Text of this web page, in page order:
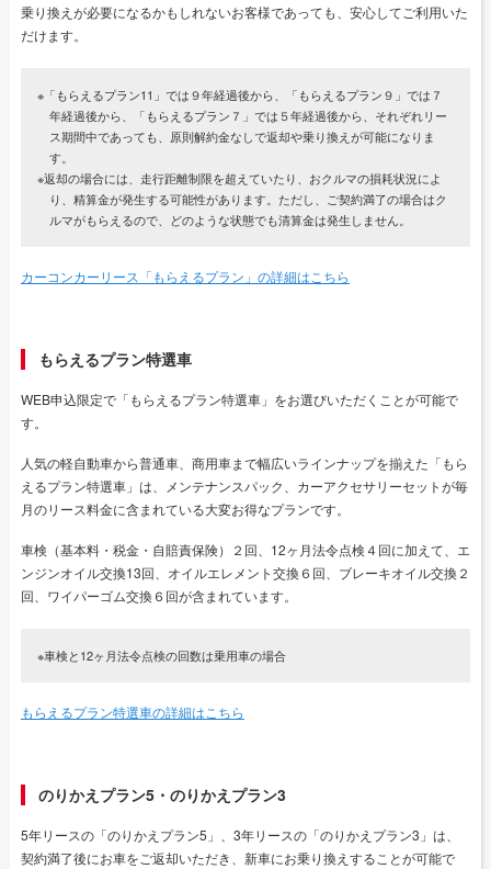
乗り換えが必要になるかもしれないお客様であっても、安心してご利用いた
だけます。
※「もらえるプラン11」では９年経過後から、「もらえるプラン９」では７
年経過後から、「もらえるプラン７」では５年経過後から、それぞれリー
ス期間中であっても、原則解約金なしで返却や乗り換えが可能になりま
す。
※返却の場合には、走行距離制限を超えていたり、おクルマの損耗状況によ
り、精算金が発生する可能性があります。ただし、ご契約満了の場合はク
ルマがもらえるので、どのような状態でも清算金は発生しません。
カーコンカーリース「もらえるプラン」の詳細はこちら
もらえるプラン特選車
WEB申込限定で「もらえるプラン特選車」をお選びいただくことが可能で
す。
人気の軽自動車から普通車、商用車まで幅広いラインナップを揃えた「もら
えるプラン特選車」は、メンテナンスパック、カーアクセサリーセットが毎
月のリース料金に含まれている大変お得なプランです。
車検（基本料・税金・自賠責保険）２回、12ヶ月法令点検４回に加えて、エ
ンジンオイル交換13回、オイルエレメント交換６回、ブレーキオイル交換２
回、ワイパーゴム交換６回が含まれています。
※車検と12ヶ月法令点検の回数は乗用車の場合
もらえるプラン特選車の詳細はこちら
のりかえプラン5・のりかえプラン3
5年リースの「のりかえプラン5」、3年リースの「のりかえプラン3」は、
契約満了後にお車をご返却いただき、新車にお乗り換えすることが可能で